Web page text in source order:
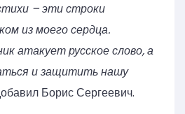
– эти строки
из моего сердца.
атакует русское слово, а
и защитить нашу
Борис Сергеевич.